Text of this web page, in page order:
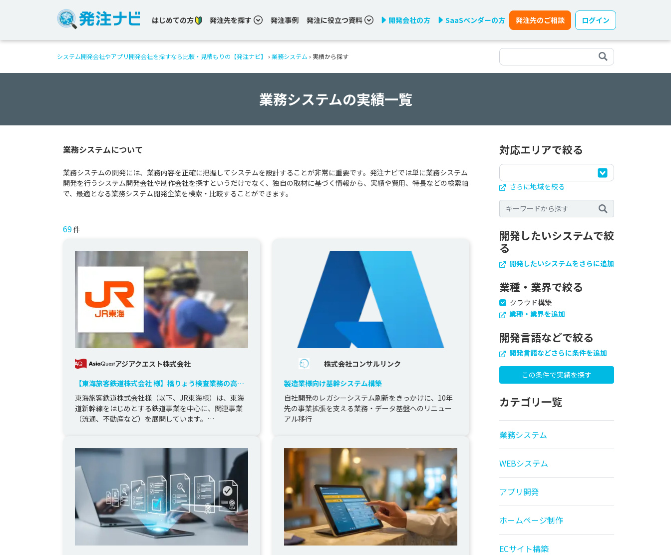
はじめての方 発注先を探す 発注事例 発注に役立つ資料 開発会社の方 SaaSベンダーの方 発注先のご相談 ログイン
システム開発会社やアプリ開発会社を探すなら比較・見積もりの【発注ナビ】 › 業務システム › 実績から探す
業務システムの実績一覧
業務システムについて
業務システムの開発には、業務内容を正確に把握してシステムを設計することが非常に重要です。発注ナビでは単に業務システム
開発を行うシステム開発会社や制作会社を探すというだけでなく、独自の取材に基づく情報から、実績や費用、特長などの検索軸
で、最適となる業務システム開発企業を検索・比較することができます。
69件
アジアクエスト株式会社
【東海旅客鉄道株式会社 様】橋りょう検査業務の高度
化、効率化を目指し、 検査アプリのプロトタイプ版を
開発
東海旅客鉄道株式会社様（以下、JR東海様）は、東海
道新幹線をはじめとする鉄道事業を中心に、関連事業
（流通、不動産など）を展開しています。
株式会社コンサルリンク
製造業様向け基幹システム構築
自社開発のレガシーシステム刷新をきっかけに、10年
先の事業拡張を支える業務・データ基盤へのリニュー
対応エリアで絞る
さらに地域を絞る
開発したいシステムで絞
る
開発したいシステムをさらに追加
業種・業界で絞る
クラウド構築
業種・業界を追加
開発言語などで絞る
開発言語などさらに条件を追加
カテゴリ一覧
業務システム
WEBシステム
アプリ開発
ホームページ制作
ECサイト構築